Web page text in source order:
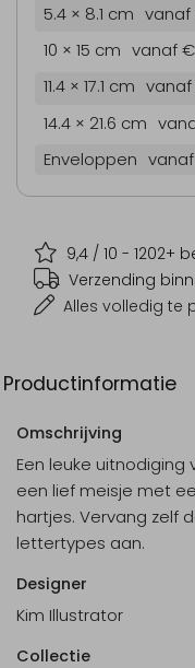
9,4 / 10 - 1202+
Verzending
Alles volledig te
5.4 × 8.1 cm vanaf
10 × 15 cm vanaf €
11.4 × 17.1 cm vanaf
14.4 × 21.6 cm
Enveloppen
Productinformatie
Omschrijving
Een leuke
een lief meisje met
hartjes. Vervang zelf
lettertypes aan.
Designer
Kim Illustrator
Collectie